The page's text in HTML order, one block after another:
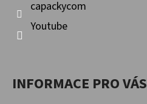
capackycom
Youtube
INFORMACE PRO VÁS